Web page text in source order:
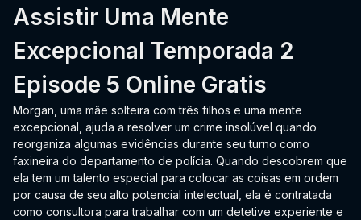
Assistir Uma Mente
Excepcional Temporada 2
Episode 5 Online Gratis
Morgan, uma mãe solteira com três filhos e uma mente
excepcional, ajuda a resolver um crime insolúvel quando
reorganiza algumas evidências durante seu turno como
faxineira do departamento de polícia. Quando descobrem que
ela tem um talento especial para colocar as coisas em ordem
por causa de seu alto potencial intelectual, ela é contratada
como consultora para trabalhar com um detetive experiente e